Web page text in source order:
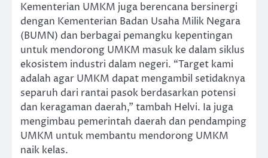
Kementerian UMKM juga berencana bersinergi
dengan Kementerian Badan Usaha Milik Negara
(BUMN) dan berbagai pemangku kepentingan
untuk mendorong UMKM masuk ke dalam siklus
ekosistem industri dalam negeri. “Target kami
adalah agar UMKM dapat mengambil setidaknya
separuh dari rantai pasok berdasarkan potensi
dan keragaman daerah,” tambah Helvi. Ia juga
mengimbau pemerintah daerah dan pendamping
UMKM untuk membantu mendorong UMKM
naik kelas.